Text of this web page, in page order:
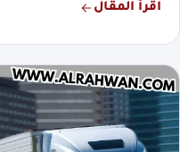
اقرأ المقال